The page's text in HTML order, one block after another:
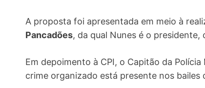
A proposta foi apresentada em meio à
Pancadões, da qual Nunes é o
Em depoimento à CPI, o Capitão da
crime organizado está presente nos bailes